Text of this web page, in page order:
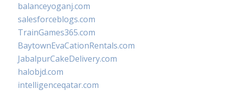
balanceyoganj.com
salesforceblogs.com
TrainGames365.com
BaytownEvaCationRentals.com
JabalpurCakeDelivery.com
halobjd.com
intelligenceqatar.com